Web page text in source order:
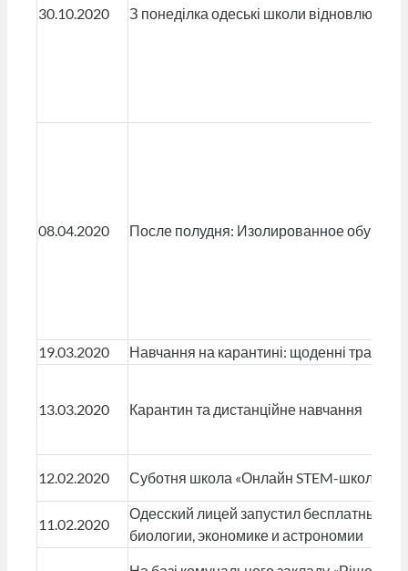
30.10.2020 З понеділка одеські школи відновлюють
08.04.2020 После полудня: Изолированное
19.03.2020 Навчання на карантині: щоденні
13.03.2020 Карантин та дистанційне навчання
12.02.2020 Суботня школа «Онлайн STEM-школа»
11.02.2020
Одесский лицей запустил бесплатные
биологии, экономике и астрономии